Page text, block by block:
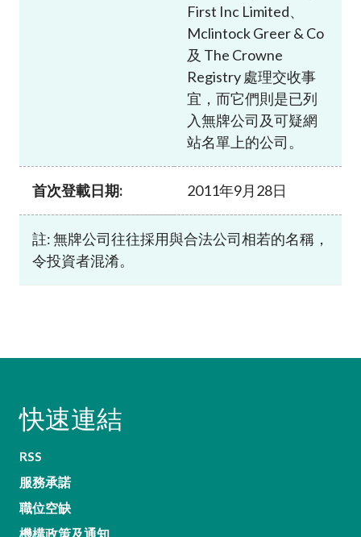
First Inc Limited、
Mclintock Greer & Co
及 The Crowne
Registry 處理交收事
宜，而它們則是已列
入無牌公司及可疑網
站名單上的公司。
首次登載日期: 2011年9月28日
註: 無牌公司往往採用與合法公司相若的名稱，
令投資者混淆。
快速連結
RSS
服務承諾
職位空缺
機構政策及通知